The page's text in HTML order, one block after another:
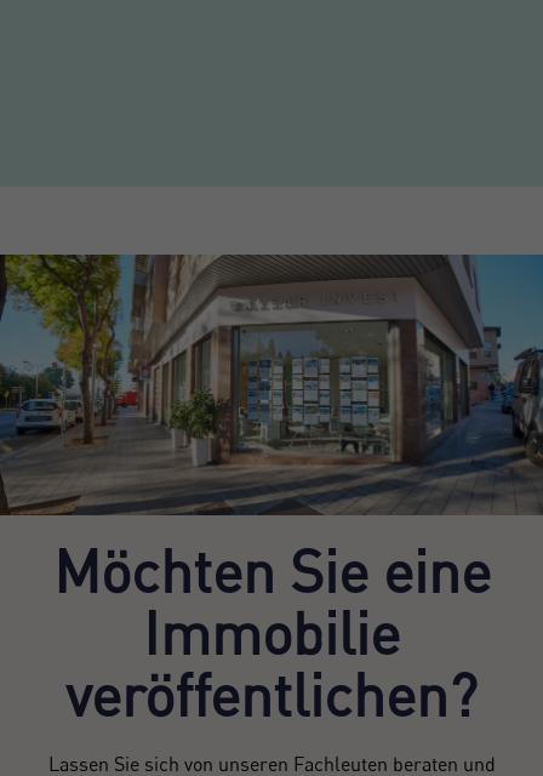
Möchten Sie eine
Immobilie
veröffentlichen?
Lassen Sie sich von unseren Fachleuten beraten und